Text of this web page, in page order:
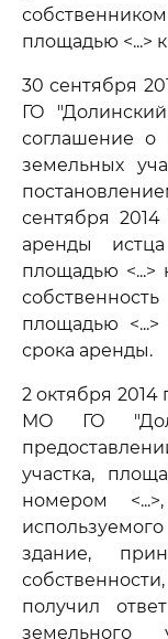
площадью <...>
30 сентября
ГО
соглашение о
земельных
сентября
аренды
площадью
площадью
срока аренды.
2 октября
МО ГО
участка,
номером
здание,
получил
земельного